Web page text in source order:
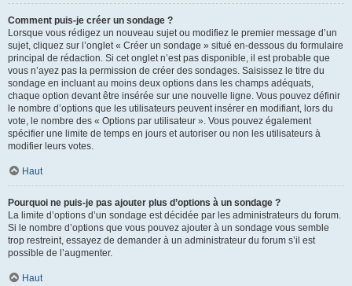
Comment puis-je créer un sondage ?
Lorsque vous rédigez un nouveau sujet ou modifiez le premier message d’un
sujet, cliquez sur l’onglet « Créer un sondage » situé en-dessous du formulaire
principal de rédaction. Si cet onglet n’est pas disponible, il est probable que
vous n’ayez pas la permission de créer des sondages. Saisissez le titre du
sondage en incluant au moins deux options dans les champs adéquats,
chaque option devant être insérée sur une nouvelle ligne. Vous pouvez définir
le nombre d’options que les utilisateurs peuvent insérer en modifiant, lors du
vote, le nombre des « Options par utilisateur ». Vous pouvez également
spécifier une limite de temps en jours et autoriser ou non les utilisateurs à
modifier leurs votes.
Haut
Pourquoi ne puis-je pas ajouter plus d’options à un sondage ?
La limite d’options d’un sondage est décidée par les administrateurs du forum.
Si le nombre d’options que vous pouvez ajouter à un sondage vous semble
trop restreint, essayez de demander à un administrateur du forum s’il est
possible de l’augmenter.
Haut